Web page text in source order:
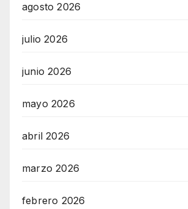
agosto 2026
julio 2026
junio 2026
mayo 2026
abril 2026
marzo 2026
febrero 2026